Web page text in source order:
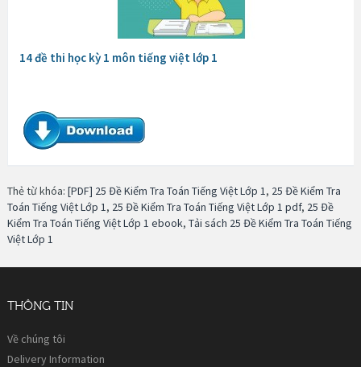
14 đề thi học kỳ 1 môn tiếng việt lớp 1
Thẻ từ khóa: [PDF] 25 Đề Kiểm Tra Toán Tiếng Việt Lớp 1, 25 Đề Kiểm Tra
Toán Tiếng Việt Lớp 1, 25 Đề Kiểm Tra Toán Tiếng Việt Lớp 1 pdf, 25 Đề
Kiểm Tra Toán Tiếng Việt Lớp 1 ebook, Tải sách 25 Đề Kiểm Tra Toán Tiếng
Việt Lớp 1
THÔNG TIN
Về chúng tôi
Delivery Information